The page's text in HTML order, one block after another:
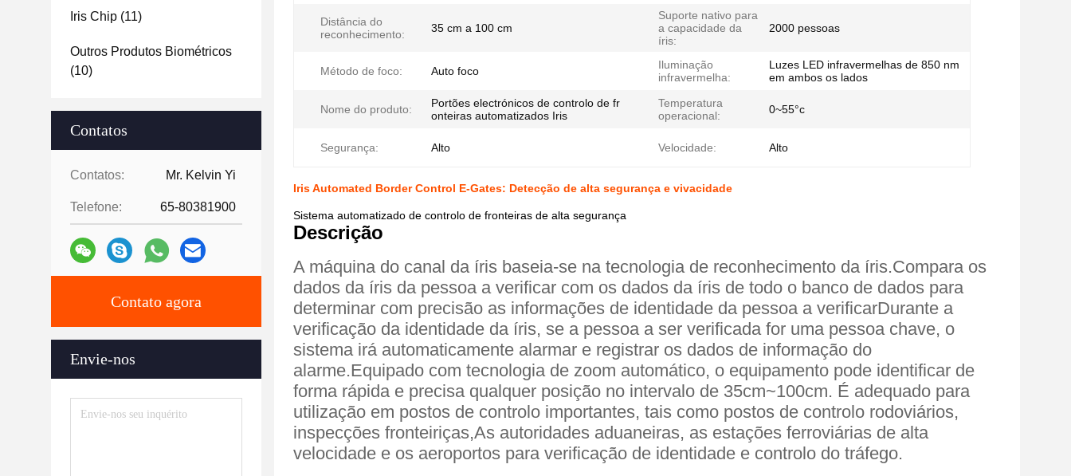
Iris Chip (11)
Outros Produtos Biométricos
(10)
Contatos
Contatos: Mr. Kelvin Yi
Telefone: 65-80381900
Contato agora
Envie-nos
Distância do
reconhecimento:
35 cm a 100 cm
Suporte nativo para
a capacidade da
íris:
2000 pessoas
Método de foco: Auto foco
Iluminação
infravermelha:
Luzes LED infravermelhas de 850 nm
em ambos os lados
Nome do produto:
Portões electrónicos de controlo de fr
onteiras automatizados Iris
Temperatura
operacional:
0~55°c
Segurança: Alto Velocidade: Alto
Iris Automated Border Control E-Gates: Detecção de alta segurança e vivacidade
Sistema automatizado de controlo de fronteiras de alta segurança
Descrição
A máquina do canal da íris baseia-se na tecnologia de reconhecimento da íris.Compara os
dados da íris da pessoa a verificar com os dados da íris de todo o banco de dados para
determinar com precisão as informações de identidade da pessoa a verificarDurante a
verificação da identidade da íris, se a pessoa a ser verificada for uma pessoa chave, o
sistema irá automaticamente alarmar e registrar os dados de informação do
alarme.Equipado com tecnologia de zoom automático, o equipamento pode identificar de
forma rápida e precisa qualquer posição no intervalo de 35cm~100cm. É adequado para
utilização em postos de controlo importantes, tais como postos de controlo rodoviários,
inspecções fronteiriças,As autoridades aduaneiras, as estações ferroviárias de alta
velocidade e os aeroportos para verificação de identidade e controlo do tráfego.